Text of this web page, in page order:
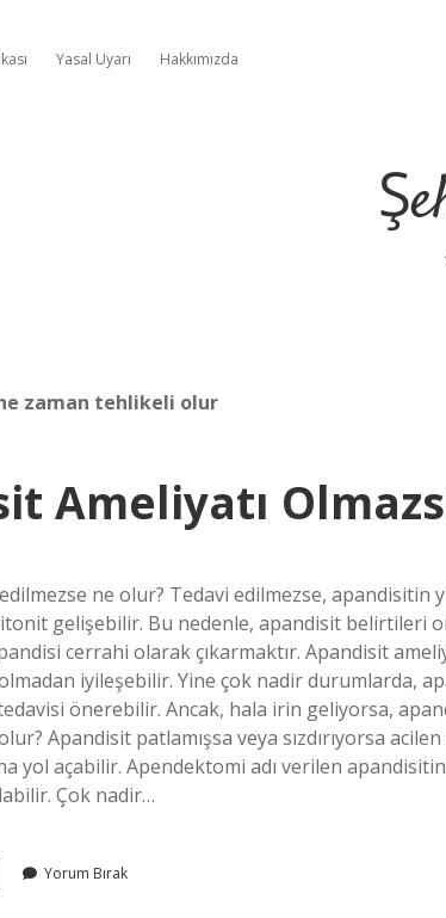
Yasal Uyarı Hakkımızda
zaman tehlikeli olur
Ameliyatı
ne olur? Tedavi edilmezse, apandisitin
gelişebilir. Bu nedenle, apandisit belirtileri
cerrahi olarak çıkarmaktır. Apandisit
iyileşebilir. Yine çok nadir durumlarda,
önerebilir. Ancak, hala irin geliyorsa,
Apandisit patlamışsa veya sızdırıyorsa
yol açabilir. Apendektomi adı verilen
Çok nadir…
Yorum Bırak